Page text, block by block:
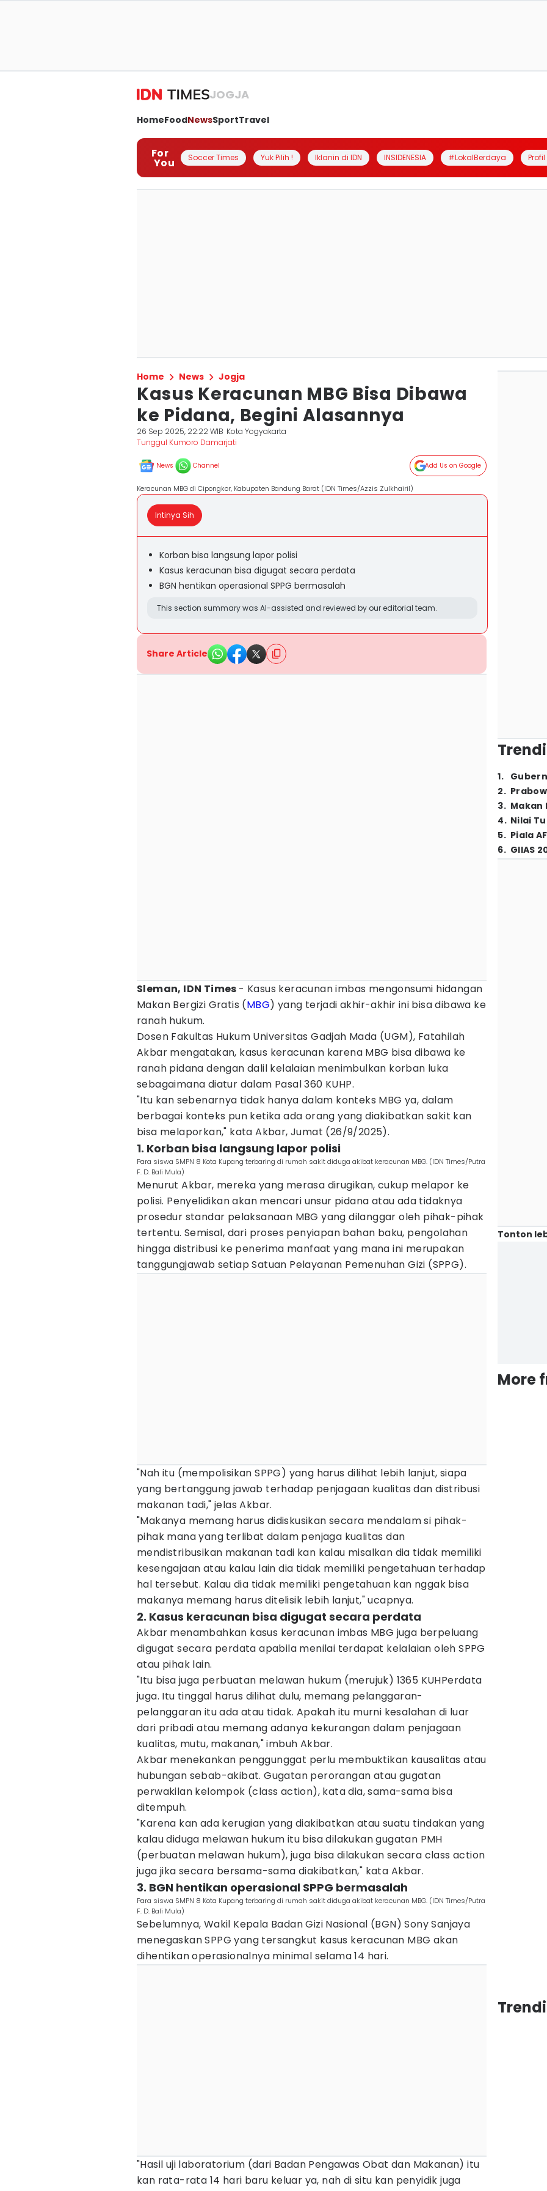
JOGJA
HomeFoodNewsSportTravel
For
You Soccer Times Yuk Pilih ! Iklanin di IDN INSIDENESIA #LokalBerdaya
Home News Jogja
Kasus Keracunan MBG Bisa Dibawa
ke Pidana, Begini Alasannya
26 Sep 2025, 22:22 WIB Kota Yogyakarta
Tunggul Kumoro Damarjati
News Channel Add Us on Google
Keracunan MBG di Cipongkor, Kabupaten Bandung Barat (IDN Times/Azzis Zulkhairil)
Intinya Sih
Korban bisa langsung lapor polisi
Kasus keracunan bisa digugat secara perdata
BGN hentikan operasional SPPG bermasalah
This section summary was AI-assisted and reviewed by our editorial team.
Share Article
Sleman, IDN Times - Kasus keracunan imbas mengonsumi hidangan
Makan Bergizi Gratis (MBG) yang terjadi akhir-akhir ini bisa dibawa ke
ranah hukum.
Dosen Fakultas Hukum Universitas Gadjah Mada (UGM), Fatahilah
Akbar mengatakan, kasus keracunan karena MBG bisa dibawa ke
ranah pidana dengan dalil kelalaian menimbulkan korban luka
sebagaimana diatur dalam Pasal 360 KUHP.
"Itu kan sebenarnya tidak hanya dalam konteks MBG ya, dalam
berbagai konteks pun ketika ada orang yang diakibatkan sakit kan
bisa melaporkan," kata Akbar, Jumat (26/9/2025).
1. Korban bisa langsung lapor polisi
Para siswa SMPN 8 Kota Kupang terbaring di rumah sakit diduga akibat keracunan MBG. (IDN Times/Putra
F. D. Bali Mula)
Menurut Akbar, mereka yang merasa dirugikan, cukup melapor ke
polisi. Penyelidikan akan mencari unsur pidana atau ada tidaknya
prosedur standar pelaksanaan MBG yang dilanggar oleh pihak-pihak
tertentu. Semisal, dari proses penyiapan bahan baku, pengolahan
hingga distribusi ke penerima manfaat yang mana ini merupakan
tanggungjawab setiap Satuan Pelayanan Pemenuhan Gizi (SPPG).
"Nah itu (mempolisikan SPPG) yang harus dilihat lebih lanjut, siapa
yang bertanggung jawab terhadap penjagaan kualitas dan distribusi
makanan tadi," jelas Akbar.
"Makanya memang harus didiskusikan secara mendalam si pihak-
pihak mana yang terlibat dalam penjaga kualitas dan
mendistribusikan makanan tadi kan kalau misalkan dia tidak memiliki
kesengajaan atau kalau lain dia tidak memiliki pengetahuan terhadap
hal tersebut. Kalau dia tidak memiliki pengetahuan kan nggak bisa
makanya memang harus ditelisik lebih lanjut," ucapnya.
2. Kasus keracunan bisa digugat secara perdata
Akbar menambahkan kasus keracunan imbas MBG juga berpeluang
digugat secara perdata apabila menilai terdapat kelalaian oleh SPPG
atau pihak lain.
"Itu bisa juga perbuatan melawan hukum (merujuk) 1365 KUHPerdata
juga. Itu tinggal harus dilihat dulu, memang pelanggaran-
pelanggaran itu ada atau tidak. Apakah itu murni kesalahan di luar
dari pribadi atau memang adanya kekurangan dalam penjagaan
kualitas, mutu, makanan," imbuh Akbar.
Akbar menekankan penggunggat perlu membuktikan kausalitas atau
hubungan sebab-akibat. Gugatan perorangan atau gugatan
perwakilan kelompok (class action), kata dia, sama-sama bisa
ditempuh.
"Karena kan ada kerugian yang diakibatkan atau suatu tindakan yang
kalau diduga melawan hukum itu bisa dilakukan gugatan PMH
(perbuatan melawan hukum), juga bisa dilakukan secara class action
juga jika secara bersama-sama diakibatkan," kata Akbar.
3. BGN hentikan operasional SPPG bermasalah
Para siswa SMPN 8 Kota Kupang terbaring di rumah sakit diduga akibat keracunan MBG. (IDN Times/Putra
F. D. Bali Mula)
Sebelumnya, Wakil Kepala Badan Gizi Nasional (BGN) Sony Sanjaya
menegaskan SPPG yang tersangkut kasus keracunan MBG akan
dihentikan operasionalnya minimal selama 14 hari.
"Hasil uji laboratorium (dari Badan Pengawas Obat dan Makanan) itu
kan rata-rata 14 hari baru keluar ya, nah di situ kan penyidik juga
1.
2.
3. Makan
4. Nilai
5. Piala
6. GIIAS
Tonton
More